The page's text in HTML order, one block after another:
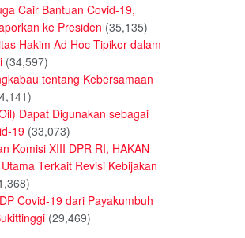
Cair Bantuan Covid-19,
ke Presiden (35,135)
Hakim Ad Hoc Tipikor dalam
(34,597)
tentang Kebersamaan
Dapat Digunakan sebagai
19 (33,073)
Komisi XIII DPR RI, HAKAN
Terkait Revisi Kebijakan
Covid-19 dari Payakumbuh
(29,469)